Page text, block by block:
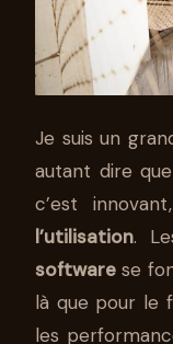
Je suis un
autant dire
c’est
l’utilisation.
software se
là que pour le
les